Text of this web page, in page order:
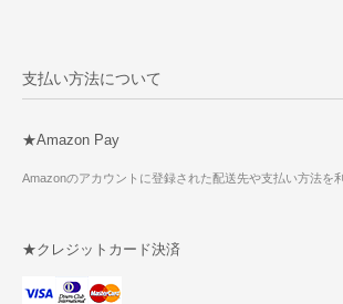
支払い方法について
★Amazon Pay
Amazonのアカウントに登録された配送先や支払い方法を
★クレジットカード決済